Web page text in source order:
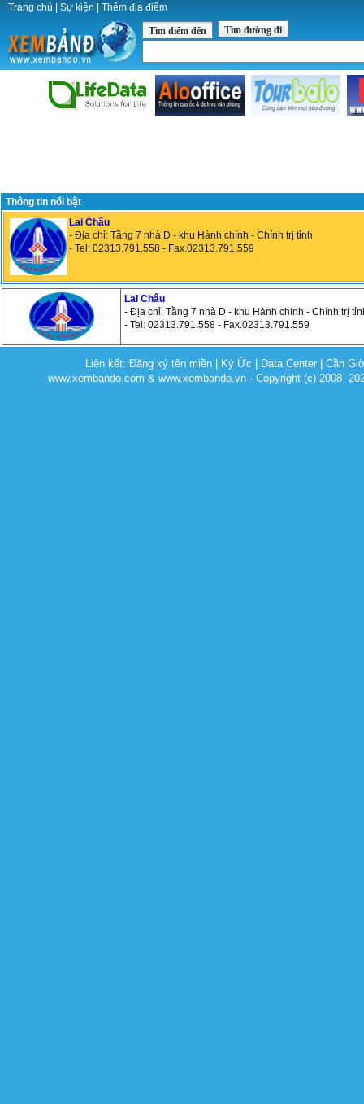
Trang chủ Sự kiện Thêm địa điểm
Tìm điểm đến Tìm đường đi
Thông tin nổi bật
Lai Châu
- Địa chỉ: Tầng 7 nhà D - khu Hành chính - Chính trị tỉnh
- Tel: 02313.791.558 - Fax.02313.791.559
Lai Châu
- Địa chỉ: Tầng 7 nhà D - khu Hành chính - Chính trị
- Tel: 02313.791.558 - Fax.02313.791.559
Liên kết:Đăng ký tên miền Ký Ức Data Center |Cần
www.xembando.com & www.xembando.vn - Copyright (c) 2008-